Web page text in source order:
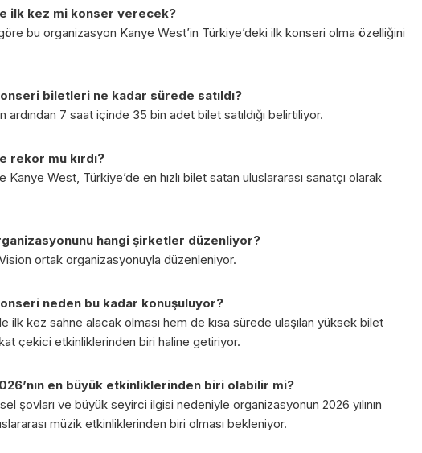
ilk kez mi konser verecek?
bu organizasyon Kanye West’in Türkiye’deki ilk konseri olma özelliğini
biletleri ne kadar sürede satıldı?
ardından 7 saat içinde 35 bin adet bilet satıldığı belirtiliyor.
rekor mu kırdı?
West, Türkiye’de en hızlı bilet satan uluslararası sanatçı olarak
hangi şirketler düzenliyor?
ortak organizasyonuyla düzenleniyor.
neden bu kadar konuşuluyor?
ilk kez sahne alacak olması hem de kısa sürede ulaşılan yüksek bilet
çekici etkinliklerinden biri haline getiriyor.
en büyük etkinliklerinden biri olabilir mi?
şovları ve büyük seyirci ilgisi nedeniyle organizasyonun 2026 yılının
müzik etkinliklerinden biri olması bekleniyor.